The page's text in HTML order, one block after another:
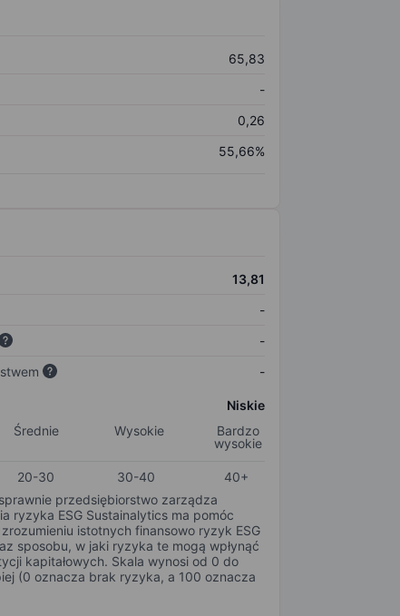
65,83
-
0,26
55,66%
13,81
-
-
-
Niskie
Średnie Wysokie
Bardzo
wysokie
20-30 30-40
40+
przedsiębiorstwo zarządza
ryzyka ESG Sustainalytics ma pomóc
istotnych finansowo ryzyk ESG
sposobu, w jaki ryzyka te mogą wpłynąć
kapitałowych. Skala wynosi od 0 do
(0 oznacza brak ryzyka, a 100 oznacza